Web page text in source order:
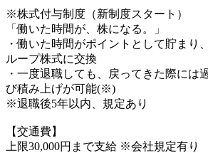
※株式付与制度（新制度スタート）
「働いた時間が、株になる。」
・働いた時間がポイントとして貯まり
ループ株式に交換
・一度退職しても、戻ってきた際には
び積み上げが可能(※)
※退職後5年以内、規定あり
【交通費】
上限30,000円まで支給 ※会社規定有り